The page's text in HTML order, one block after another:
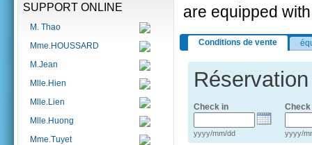
SUPPORT ONLINE
M. Thao
Mme.HOUSSARD
M.Jean
Mlle.Hien
Mlle.Lien
Mlle.Huong
Mme.Tuyet
are equipped
Conditions de vente
Check in Check
yyyy/mm/dd yyyy/